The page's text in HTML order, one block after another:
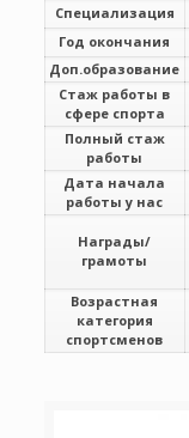
Специализация
Год окончания
Доп.образование
Стаж работы в
сфере спорта
Полный стаж
работы
Дата начала
работы у нас
Награды/
грамоты
Возрастная
категория
спортсменов